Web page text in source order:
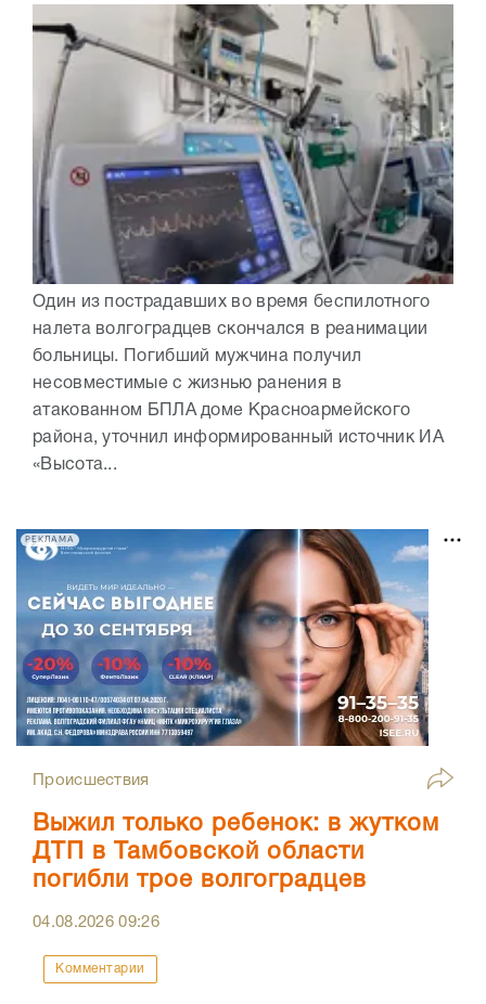
Один из пострадавших во время беспилотного
налета волгоградцев скончался в реанимации
больницы. Погибший мужчина получил
несовместимые с жизнью ранения в
атакованном БПЛА доме Красноармейского
района, уточнил информированный источник ИА
«Высота...
РЕКЛАМА
Происшествия
Выжил только ребенок: в жутком
ДТП в Тамбовской области
погибли трое волгоградцев
04.08.202609:26
Комментарии